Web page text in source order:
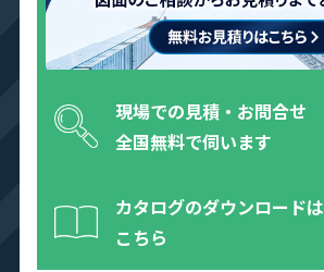
現場での見積・お問合せ
全国無料で伺います
カタログのダウンロードは
こちら